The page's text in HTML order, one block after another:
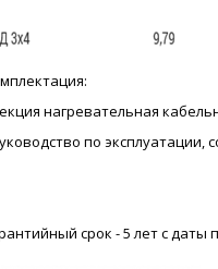
нагревательная
по эксплуатации,
срок - 5 лет с даты